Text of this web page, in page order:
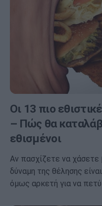
Οι 13 πιο
– Πώς θα
εθισμένοι
Αν πασχίζετε να χάσετε
δύναμη της θέλησης
όμως αρκετή για να